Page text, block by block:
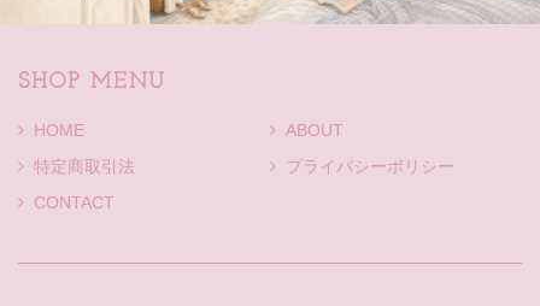
SHOP MENU
HOME
ABOUT
特定商取引法
プライバシーポリシー
CONTACT